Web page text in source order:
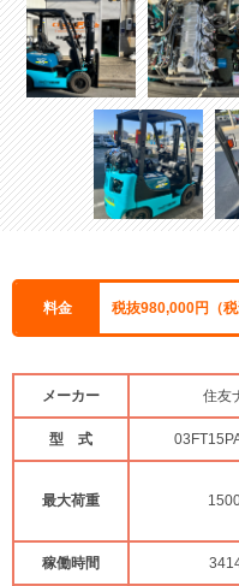
料金 税抜980,000円（税
メーカー 住友
型 式
最大荷重
稼働時間